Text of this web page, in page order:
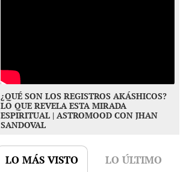
¿QUÉ SON LOS REGISTROS AKÁSHICOS?
LO QUE REVELA ESTA MIRADA
ESPIRITUAL | ASTROMOOD CON JHAN
SANDOVAL
LO MÁS VISTO LO ÚLTIMO